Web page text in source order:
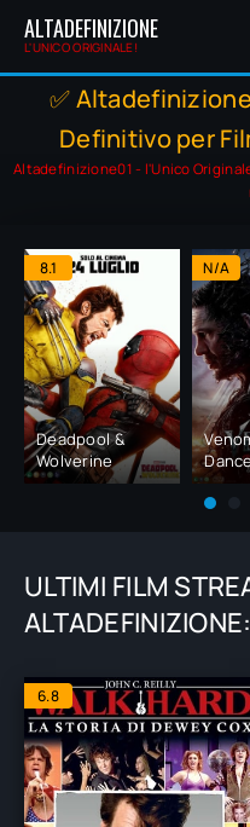
ALTADEFINIZIONE
L'UNICO ORIGINALE!
✅
Definitivo per
Altadefinizione01 - l'Unico
8.1
Deadpool &
Wolverine
N/A
ULTIMI FILM
ALTADEFINIZIONE:
6.8